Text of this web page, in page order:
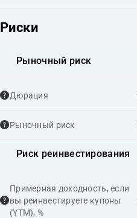
Риски
Рыночный риск
Дюрация
Рыночный риск
Риск реинвестирования
Примерная доходность, если
вы реинвестируете купоны
(YTM), %